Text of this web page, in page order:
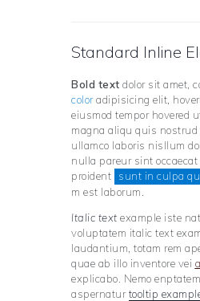
Standard Inline
Bold text dolor sit amet,
coloradipisicing elit,
eiusmod tempor hovered
magna aliqu quis nostrud
ullamco laboris nisllum
nulla pareur sint
proident
sunt in culpa
m est laborum.
Italic text example iste
voluptatem italic text
laudantium, totam rem
quae ab illo inventore vei
explicabo. Nemo
aspernaturtooltip